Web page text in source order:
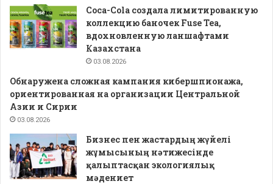
Coca-Cola создала лимитированную
коллекцию баночек Fuse Tea,
вдохновленную ланшафтами
Казахстана
03.08.2026
Обнаружена сложная кампания кибершпионажа,
ориентированная на организации Центральной
Азии и Сирии
03.08.2026
Бизнес пен жастардың жүйелі
жұмысының нәтижесінде
қалыптасқан экологиялық
мәдениет